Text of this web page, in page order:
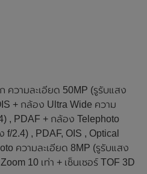
วามละเอียด 50MP (รูรับแสง
+ กล้อง Ultra Wide ความ
, PDAF + กล้อง Telephoto
f/2.4) , PDAF, OIS , Optical
ความละเอียด 8MP (รูรับแสง
10 เท่า + เซ็นเซอร์ TOF 3D